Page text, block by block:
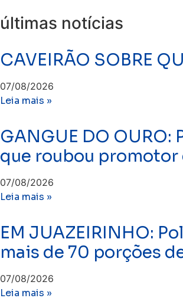
últimas notícias
CAVEIRÃO SOBRE
07/08/2026
Leia mais »
GANGUE DO
que roubou promotor
07/08/2026
Leia mais »
EM JUAZEIRINHO:
mais de 70 porções
07/08/2026
Leia mais »